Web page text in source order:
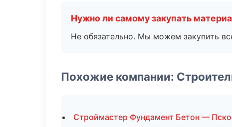
Нужно ли самому закупать
Не обязательно. Мы можем закупить
Похожие компании:
Строймастер Фундамент Бетон —